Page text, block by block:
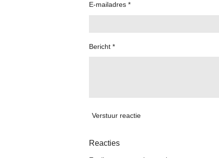
E-mailadres *
Bericht *
Verstuur reactie
Reacties